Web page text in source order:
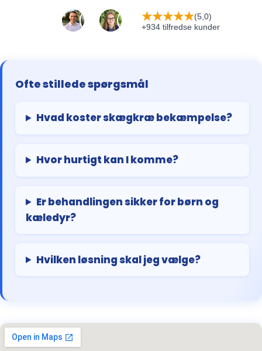
★★★★★(5,0)
+934 tilfredse kunder
Ofte stillede spørgsmål
Hvad koster skægkræ bekæmpelse?
Hvor hurtigt kan I komme?
Er behandlingen sikker for børn og
kæledyr?
Hvilken løsning skal jeg vælge?